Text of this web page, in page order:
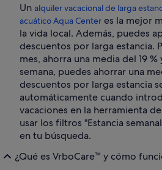
Un alquiler vacacional de larga
acuático Aqua Center es la mejor
la vida local. Además, puedes
descuentos por larga estancia.
mes, ahorra una media del 19 %
semana, puedes ahorrar una
descuentos por larga estancia
automáticamente cuando
vacaciones en la herramienta
usar los filtros "Estancia
en tu búsqueda.
¿Qué es VrboCare™ y cómo